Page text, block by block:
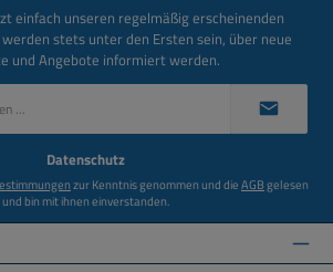
einfach unseren regelmäßig erscheinenden
stets unter den Ersten sein, über neue
und Angebote informiert werden.
Datenschutz
zur Kenntnis genommen und dieAGBgelesen
und bin mit ihnen einverstanden.